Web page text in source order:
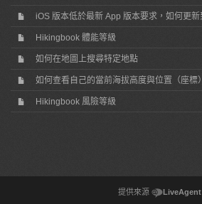
iOS 版本低於最新 App 版本要求，如何更新
Hikingbook 體能等級
如何在地圖上搜尋特定地點
如何查看自己的當前海拔高度與位置（座標）
Hikingbook 風險等級
提供來源 LiveAgent